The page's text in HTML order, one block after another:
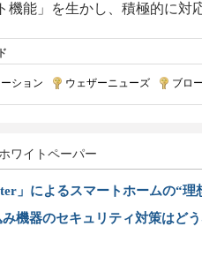
機能」を生かし、積極的に対
ション ウェザーニューズ ブロ
ワイトペーパー
」によるスマートホームの“
み機器のセキュリティ対策はど